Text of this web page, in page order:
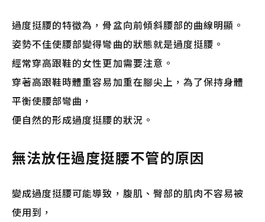
過度挺腰的特徵為，骨盆向前傾斜腰部的曲線明顯。
姿勢不佳使腰部變得彎曲的狀態就是過度挺腰。
經常穿高跟鞋的女性更加需要注意。
穿著高跟鞋時體重容易加重在腳尖上，為了保持身體
平衡使腰部彎曲，
便自然的形成過度挺腰的狀況。
無法放任過度挺腰不管的原因
變成過度挺腰可能導致，腹肌、臀部的肌肉不容易被
使用到，